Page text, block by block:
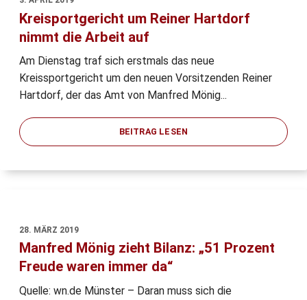
Kreisportgericht um Reiner Hartdorf
nimmt die Arbeit auf
Am Dienstag traf sich erstmals das neue
Kreissportgericht um den neuen Vorsitzenden Reiner
Hartdorf, der das Amt von Manfred Mönig...
BEITRAG LESEN
28. MÄRZ 2019
Manfred Mönig zieht Bilanz: „51 Prozent
Freude waren immer da“
Quelle: wn.de Münster – Daran muss sich die